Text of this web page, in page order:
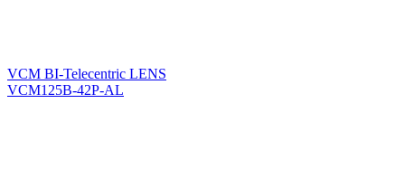
VCM BI-Telecentric LENS
VCM125B-42P-AL